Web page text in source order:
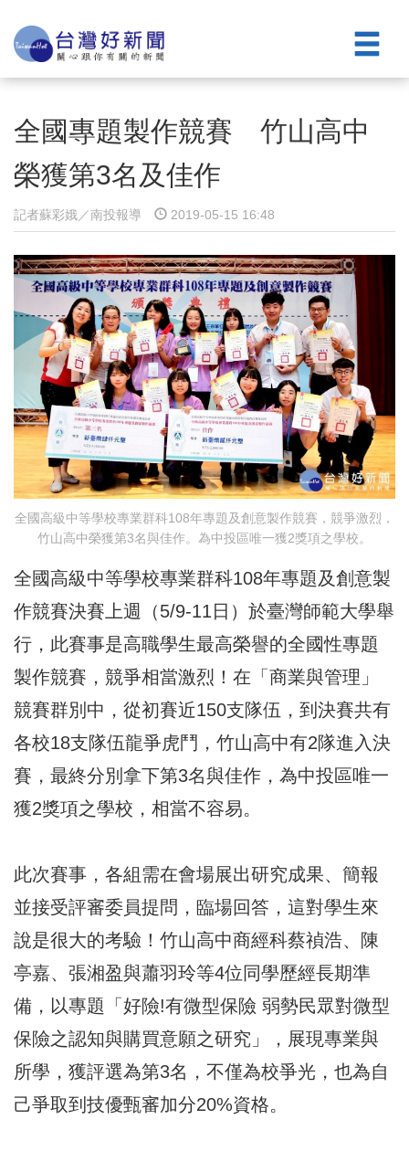
全國專題製作競賽 竹山高中
榮獲第3名及佳作
記者蘇彩娥／南投報導 2019-05-15 16:48
全國高級中等學校專業群科108年專題及創意製作競賽，競爭激烈，
竹山高中榮獲第3名與佳作。為中投區唯一獲2獎項之學校。
全國高級中等學校專業群科108年專題及創意製
作競賽決賽上週（5/9-11日）於臺灣師範大學舉
行，此賽事是高職學生最高榮譽的全國性專題
製作競賽，競爭相當激烈！在「商業與管理」
競賽群別中，從初賽近150支隊伍，到決賽共有
各校18支隊伍龍爭虎鬥，竹山高中有2隊進入決
賽，最終分別拿下第3名與佳作，為中投區唯一
獲2獎項之學校，相當不容易。
此次賽事，各組需在會場展出研究成果、簡報
並接受評審委員提問，臨場回答，這對學生來
說是很大的考驗！竹山高中商經科蔡禎浩、陳
亭嘉、張湘盈與蕭羽玲等4位同學歷經長期準
備，以專題「好險!有微型保險 弱勢民眾對微型
保險之認知與購買意願之研究」，展現專業與
所學，獲評選為第3名，不僅為校爭光，也為自
己爭取到技優甄審加分20%資格。